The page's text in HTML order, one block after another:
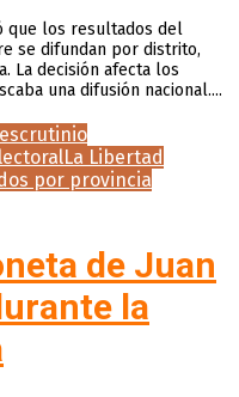
que los resultados del
se difundan por distrito,
La decisión afecta los
una difusión nacional....
escrutinio
La Libertad
por provincia
de Juan
la